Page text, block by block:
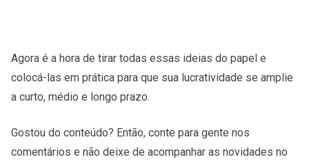
Agora é a hora de tirar todas essas ideias do papel e
colocá-las em prática para que sua lucratividade se amplie
a curto, médio e longo prazo.
Gostou do conteúdo? Então, conte para gente nos
comentários e não deixe de acompanhar as novidades no